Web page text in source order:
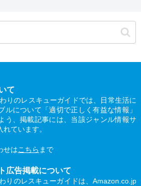
て
りのレスキューガイドでは、日常生活に
ルについて「適切で正しく有益な情報」
う、掲載記事には、当該ジャンル情報サ
ています。
せはこちら まで
広告掲載について
りのレスキューガイドは、Amazon.co.jp